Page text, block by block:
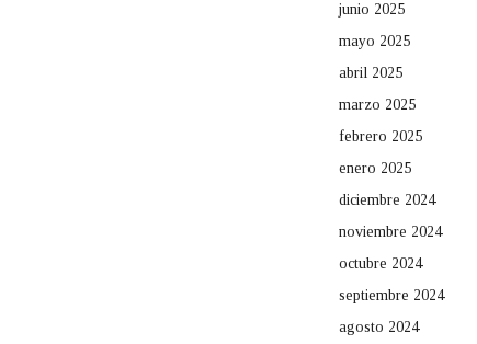
junio 2025
mayo 2025
abril 2025
marzo 2025
febrero 2025
enero 2025
diciembre 2024
noviembre 2024
octubre 2024
septiembre 2024
agosto 2024